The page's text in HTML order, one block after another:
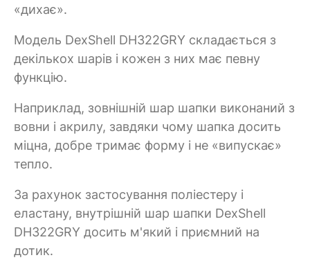
«дихає».
Модель DexShell DH322GRY складається з
декількох шарів і кожен з них має певну
функцію.
Наприклад, зовнішній шар шапки виконаний з
вовни і акрилу, завдяки чому шапка досить
міцна, добре тримає форму і не «випускає»
тепло.
За рахунок застосування поліестеру і
еластану, внутрішній шар шапки DexShell
DH322GRY досить м'який і приємний на
дотик.